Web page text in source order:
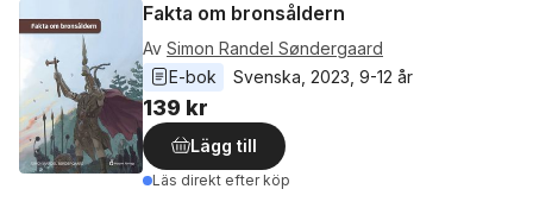
Fakta om bronsåldern
Av Simon Randel Søndergaard
E-bok
Svenska 2023 9-12 år
139 kr
Lägg till
Läs direkt efter köp